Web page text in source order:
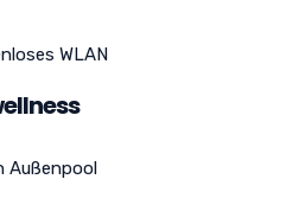
WLAN
Außenpool